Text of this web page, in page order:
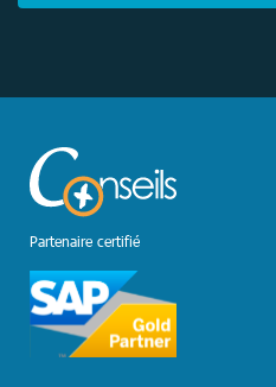
Partenaire certifié